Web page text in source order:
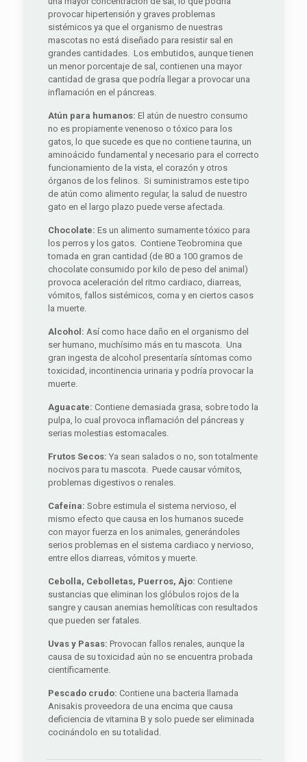
provocar hipertensión y graves problemas
sistémicos ya que el organismo de nuestras
mascotas no está diseñado para resistir sal en
grandes cantidades. Los embutidos, aunque tienen
un menor porcentaje de sal, contienen una mayor
cantidad de grasa que podría llegar a provocar una
inflamación en el páncreas.
Atún para humanos: El atún de nuestro consumo
no es propiamente venenoso o tóxico para los
gatos, lo que sucede es que no contiene taurina, un
aminoácido fundamental y necesario para el correcto
funcionamiento de la vista, el corazón y otros
órganos de los felinos. Si suministramos este tipo
de atún como alimento regular, la salud de nuestro
gato en el largo plazo puede verse afectada.
Chocolate: Es un alimento sumamente tóxico para
los perros y los gatos. Contiene Teobromina que
tomada en gran cantidad (de 80 a 100 gramos de
chocolate consumido por kilo de peso del animal)
provoca aceleración del ritmo cardiaco, diarreas,
vómitos, fallos sistémicos, coma y en ciertos casos
la muerte.
Alcohol: Así como hace daño en el organismo del
ser humano, muchísimo más en tu mascota. Una
gran ingesta de alcohol presentaría síntomas como
toxicidad, incontinencia urinaria y podría provocar la
muerte.
Aguacate: Contiene demasiada grasa, sobre todo la
pulpa, lo cual provoca inflamación del páncreas y
serias molestias estomacales.
Frutos Secos: Ya sean salados o no, son totalmente
nocivos para tu mascota. Puede causar vómitos,
problemas digestivos o renales.
Cafeína: Sobre estimula el sistema nervioso, el
mismo efecto que causa en los humanos sucede
con mayor fuerza en los animales, generándoles
serios problemas en el sistema cardiaco y nervioso,
entre ellos diarreas, vómitos y muerte.
Cebolla, Cebolletas, Puerros, Ajo: Contiene
sustancias que eliminan los glóbulos rojos de la
sangre y causan anemias hemolíticas con resultados
que pueden ser fatales.
Uvas y Pasas: Provocan fallos renales, aunque la
causa de su toxicidad aún no se encuentra probada
científicamente.
Pescado crudo: Contiene una bacteria llamada
Anisakis proveedora de una encima que causa
deficiencia de vitamina B y solo puede ser eliminada
cocinándolo en su totalidad.